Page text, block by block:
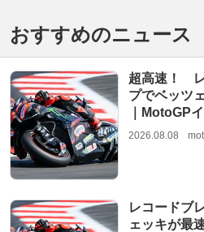
おすすめのニュース
超高速！ レ
プでベッツ
｜MotoGP
2026.08.08
レコードブ
ェッキが最